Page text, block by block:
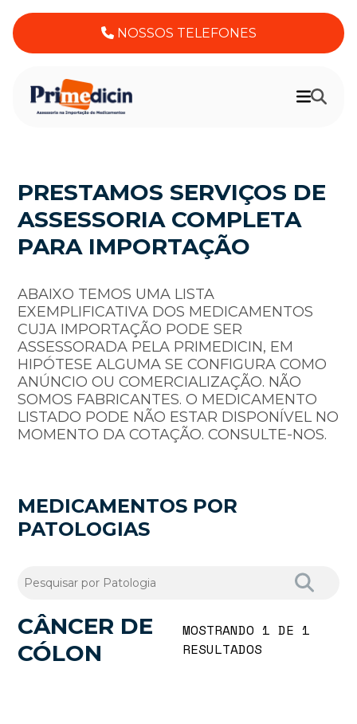
NOSSOS TELEFONES
PRESTAMOS SERVIÇOS DE
ASSESSORIA COMPLETA
PARA IMPORTAÇÃO
ABAIXO TEMOS UMA LISTA
EXEMPLIFICATIVA DOS MEDICAMENTOS
CUJA IMPORTAÇÃO PODE SER
ASSESSORADA PELA PRIMEDICIN, EM
HIPÓTESE ALGUMA SE CONFIGURA COMO
ANÚNCIO OU COMERCIALIZAÇÃO. NÃO
SOMOS FABRICANTES. O MEDICAMENTO
LISTADO PODE NÃO ESTAR DISPONÍVEL NO
MOMENTO DA COTAÇÃO. CONSULTE-NOS.
MEDICAMENTOS POR
PATOLOGIAS
CÂNCER DE
CÓLON
MOSTRANDO 1 DE 1
RESULTADOS